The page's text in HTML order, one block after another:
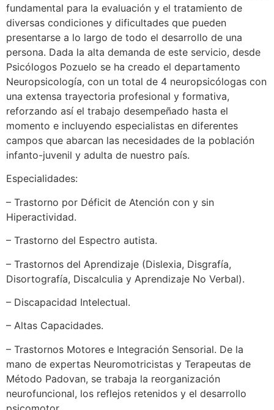
fundamental para la evaluación y el tratamiento de
diversas condiciones y dificultades que pueden
presentarse a lo largo de todo el desarrollo de una
persona. Dada la alta demanda de este servicio, desde
Psicólogos Pozuelo se ha creado el departamento
Neuropsicología, con un total de 4 neuropsicólogas con
una extensa trayectoria profesional y formativa,
reforzando así el trabajo desempeñado hasta el
momento e incluyendo especialistas en diferentes
campos que abarcan las necesidades de la población
infanto-juvenil y adulta de nuestro país.
Especialidades:
– Trastorno por Déficit de Atención con y sin
Hiperactividad.
– Trastorno del Espectro autista.
– Trastornos del Aprendizaje (Dislexia, Disgrafía,
Disortografía, Discalculia y Aprendizaje No Verbal).
– Discapacidad Intelectual.
– Altas Capacidades.
– Trastornos Motores e Integración Sensorial. De la
mano de expertas Neuromotricistas y Terapeutas de
Método Padovan, se trabaja la reorganización
neurofuncional, los reflejos retenidos y el desarrollo